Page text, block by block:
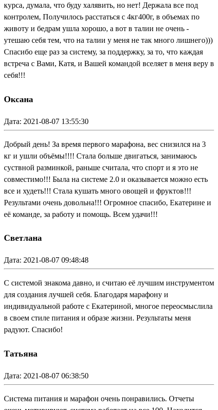
курса, думала, что буду халявить, но нет! Держала все под
контролем, Получилось расстаться с 4кг400г, в объемах по
животу и бедрам ушла хорошо, а вот в талии не очень -
утешаю себя тем, что на талии у меня не так много лишнего)))
Спасибо еще раз за систему, за поддержку, за то, что каждая
встреча с Вами, Катя, и Вашей командой вселяет в меня веру в
себя!!!
Оксана
Дата: 2021-08-07 13:55:30
Добрый день! За время первого марафона, вес снизился на 3
кг и ушли объёмы!!!! Стала больше двигаться, занимаюсь
суствной разминкой, раньше считала, что спорт и я это не
совместимо!!! Была на системе 2.0 и оказывается можно есть
все и худеть!!! Стала кушать много овощей и фруктов!!!
Результами очень довольна!!! Огромное спасибо, Екатерине и
её команде, за работу и помощь. Всем удачи!!!
Светлана
Дата: 2021-08-07 09:48:48
С системой знакома давно, и считаю её лучшим инструментом
для создания лучшей себя. Благодаря марафону и
индивидуальной работе с Екатериной, многое переосмыслила
в своем стиле питания и образе жизни. Результаты меня
радуют. Спасибо!
Татьяна
Дата: 2021-08-07 06:38:50
Система питания и марафон очень понравились. Отчеты